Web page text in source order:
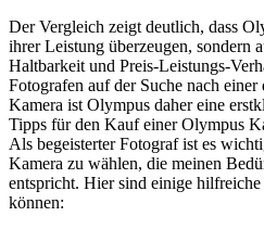
Der Vergleich zeigt deutlich, dass
ihrer Leistung überzeugen, sondern
Haltbarkeit und Preis-Leistungs-
Fotografen auf der Suche nach
Kamera ist Olympus daher eine
Tipps für den Kauf einer Olympus
Als begeisterter Fotograf ist es
Kamera zu wählen, die meinen
entspricht. Hier sind einige
können: